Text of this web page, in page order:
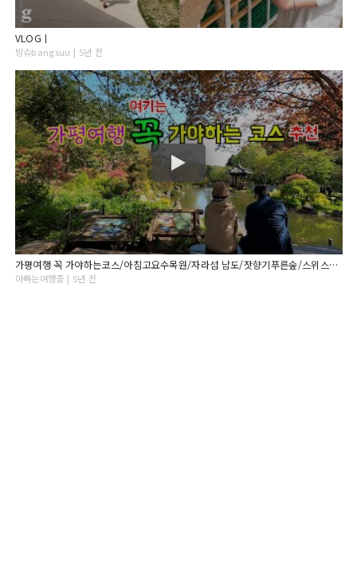
VLOGㅣ
방슈bangsuu | 5년 전
가평여행 꼭 가야하는코스/아침고요수목원/자라섬 남도/잣향기푸른숲/스위스마을(에델바이스)
아빠는여행중 | 5년 전